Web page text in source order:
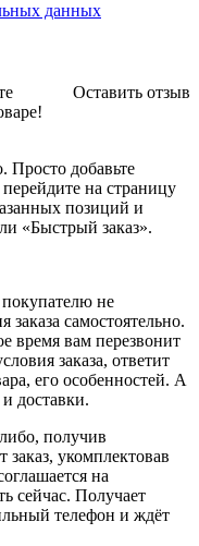
данных
Оставить отзыв
Просто добавьте
на страницу
позиций и
«Быстрый заказ».
не
самостоятельно.
время вам перезвонит
заказа, ответит
его особенностей. А
доставки.
получив
заказ, укомплектовав
на
сейчас. Получает
телефон и ждёт